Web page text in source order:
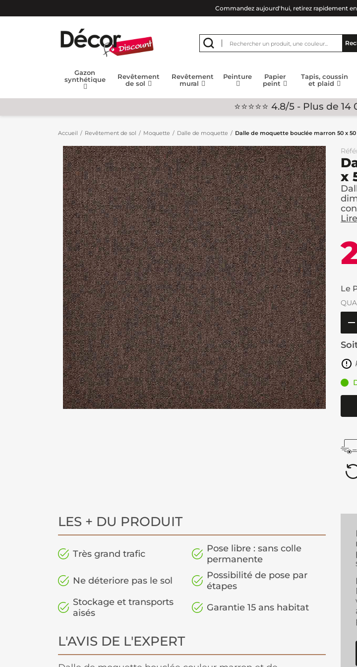
Commandez aujourd'hui, retirez rapidement
Gazon
synthétique
Revêtement
de sol
Revêtement
mural
Peinture
Papier
peint
Tapis, coussin
et plaid
⭐⭐⭐⭐⭐ 4.8/5 - Plus de
Accueil Revêtement de sol Moquette Dalle de moquette Dalle de moquette bouclée marron 50 x
x
Le
LES + DU PRODUIT
Très grand trafic
Pose libre : sans colle
permanente
Ne déteriore pas le sol
Possibilité de pose par
étapes
Stockage et transports
aisés
Garantie 15 ans habitat
L'AVIS DE L'EXPERT